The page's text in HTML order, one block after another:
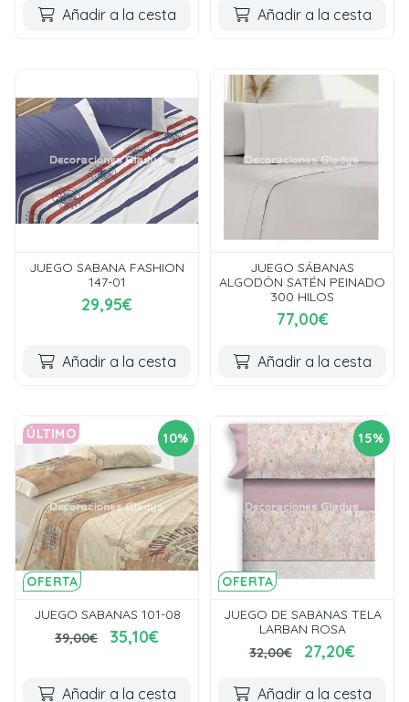
Añadir a la cesta Añadir a la cesta
JUEGO SABANA FASHION
147-01
29,95€
Añadir a la cesta
JUEGO SÁBANAS
ALGODÓN SATÉN PEINADO
300 HILOS
77,00€
Añadir a la cesta
10%
OFERTA
ÚLTIMO
JUEGO SABANAS 101-08
39,00€
35,10€
Añadir a la cesta
15%
OFERTA
JUEGO DE SABANAS TELA
LARBAN ROSA
32,00€
27,20€
Añadir a la cesta